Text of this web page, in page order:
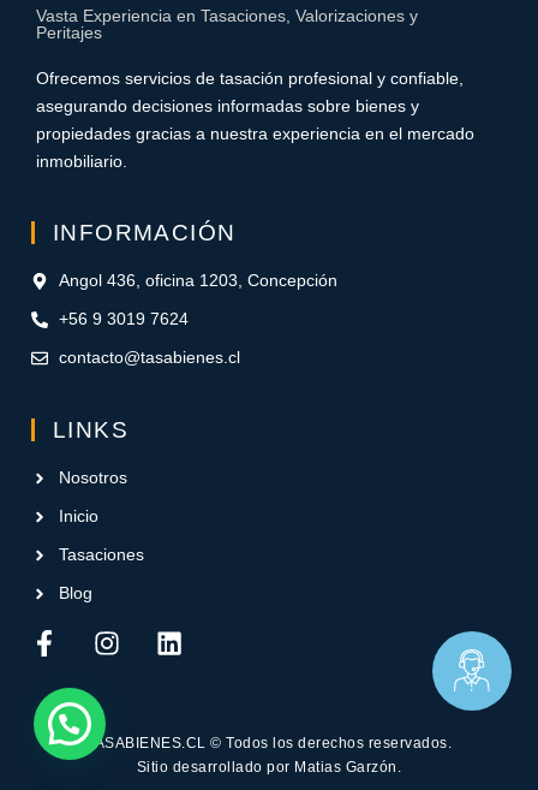
Vasta Experiencia en Tasaciones, Valorizaciones y
Peritajes
Ofrecemos servicios de tasación profesional y confiable,
asegurando decisiones informadas sobre bienes y
propiedades gracias a nuestra experiencia en el mercado
inmobiliario.
INFORMACIÓN
Angol 436, oficina 1203, Concepción
+56 9 3019 7624
contacto@tasabienes.cl
LINKS
Nosotros
Inicio
Tasaciones
Blog
TASABIENES.CL © Todos los derechos reservados.
Sitio desarrollado por Matias Garzón .